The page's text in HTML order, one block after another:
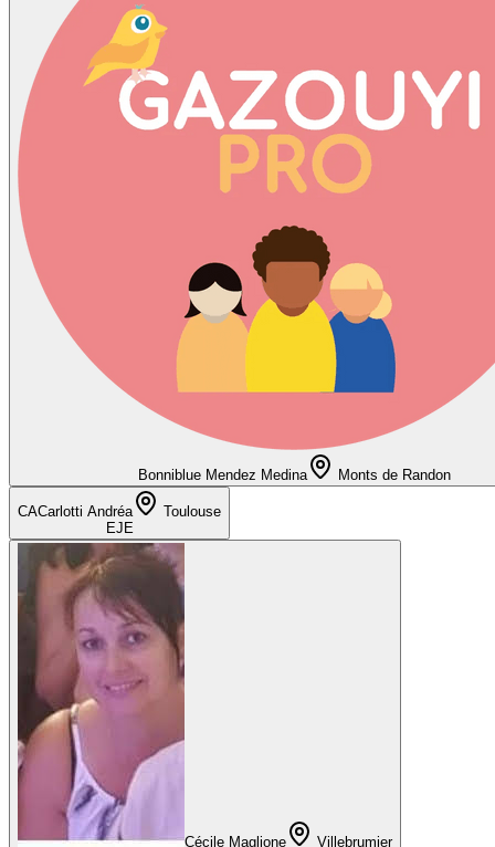
Bonniblue Mendez Medina Monts de Randon
CACarlotti Andréa
Toulouse
EJE
Cécile Maglione Villebrumier